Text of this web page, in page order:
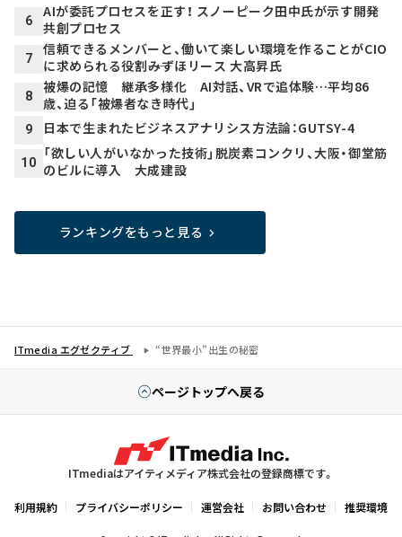
6
AIが委託プロセスを正す！ スノーピーク田中氏が示す開発
共創プロセス
7
信頼できるメンバーと、働いて楽しい環境を作ることがCIO
に求められる役割――みずほリース 大高昇氏
8
被爆の記憶 継承多様化 AI対話、VRで追体験…平均86
歳、迫る「被爆者なき時代」
9 日本で生まれたビジネスアナリシス方法論：GUTSY-4
10
「欲しい人がいなかった技術」脱炭素コンクリ、大阪・御堂筋
のビルに導入 大成建設
ランキングをもっと見る
ITmedia エグゼクティブ “世界最小”出生の秘密
ページトップへ戻る
ITmediaはアイティメディア株式会社の登録商標です。
利用規約 プライバシーポリシー 運営会社 お問い合わせ 推奨環境